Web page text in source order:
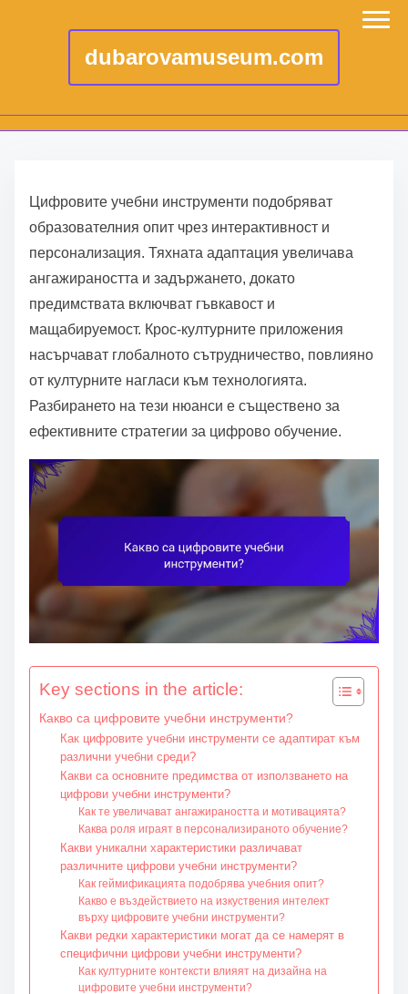
dubarovamuseum.com
Цифровите учебни инструменти подобряват
образователния опит чрез интерактивност и
персонализация. Тяхната адаптация увеличава
ангажираността и задържането, докато
предимствата включват гъвкавост и
мащабируемост. Крос-културните приложения
насърчават глобалното сътрудничество, повлияно
от културните нагласи към технологията.
Разбирането на тези нюанси е съществено за
ефективните стратегии за цифрово обучение.
Key sections in the article:
Какво са цифровите учебни инструменти?
Как цифровите учебни инструменти се адаптират към
различни учебни среди?
Какви са основните предимства от използването на
цифрови учебни инструменти?
Как те увеличават ангажираността и мотивацията?
Каква роля играят в персонализираното обучение?
Какви уникални характеристики различават
различните цифрови учебни инструменти?
Как геймификацията подобрява учебния опит?
Какво е въздействието на изкуствения интелект
върху цифровите учебни инструменти?
Какви редки характеристики могат да се намерят в
специфични цифрови учебни инструменти?
Как културните контексти влияят на дизайна на
цифровите учебни инструменти?